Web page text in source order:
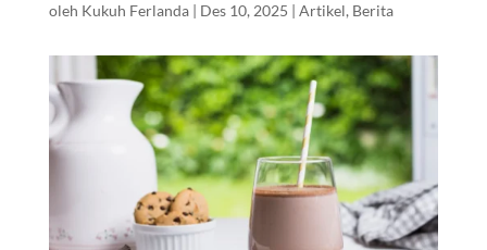
oleh Kukuh Ferlanda| Des 10, 2025 | Artikel, Berita